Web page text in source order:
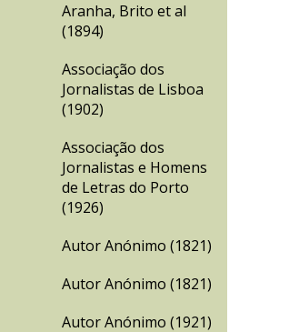
Aranha, Brito et al
(1894)
Associação dos
Jornalistas de Lisboa
(1902)
Associação dos
Jornalistas e Homens
de Letras do Porto
(1926)
Autor Anónimo (1821)
Autor Anónimo (1821)
Autor Anónimo (1921)